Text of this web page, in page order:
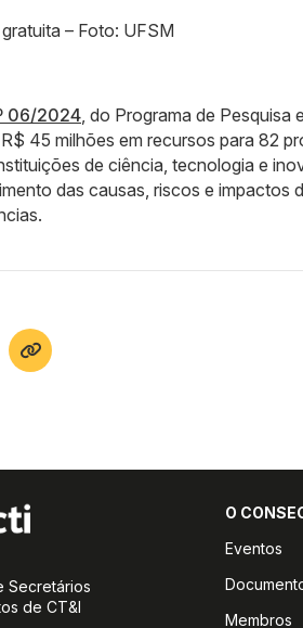
– Foto: UFSM
06/2024, do Programa de Pesquisa
45 milhões em recursos para 82
de ciência, tecnologia e
das causas, riscos e impactos
Secretários
de CT&I
O
Eventos
Membros